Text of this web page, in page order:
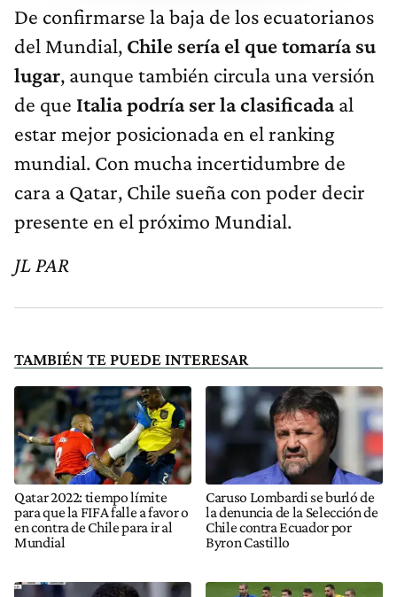
De confirmarse la baja de los ecuatorianos
del Mundial, Chile sería el que tomaría su
lugar, aunque también circula una versión
de que Italia podría ser la clasificadaal
estar mejor posicionada en el ranking
mundial. Con mucha incertidumbre de
cara a Qatar, Chile sueña con poder decir
presente en el próximo Mundial.
JL PAR
TAMBIÉN TE PUEDE INTERESAR
Qatar 2022: tiempo límite
para que la FIFA falle a favor o
en contra de Chile para ir al
Mundial
Caruso Lombardi se burló de
la denuncia de la Selección de
Chile contra Ecuador por
Byron Castillo